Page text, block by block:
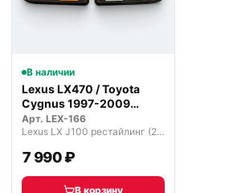
В наличии
Lexus LX470 / Toyota
Cygnus 1997-2009
туманки ПТФ…
Арт. LEX-166
Lexus LX J100 рестайлинг (2002—2007)
7 990 ₽
В корзину